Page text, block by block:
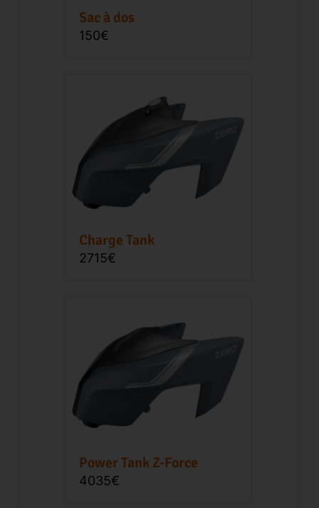
Sac à dos
150€
Charge Tank
2715€
Power Tank Z-Force
4035€